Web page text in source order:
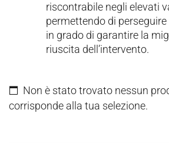
riscontrabile negli elevati
permettendo di
in grado di garantire la
riuscita dell’intervento.
Non è stato trovato nessun
corrisponde alla tua selezione.